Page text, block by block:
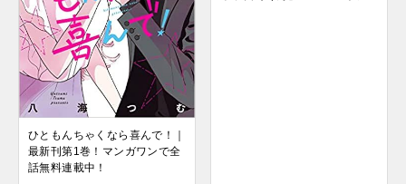
ひともんちゃくなら喜んで！｜
最新刊第1巻！マンガワンで全
話無料連載中！